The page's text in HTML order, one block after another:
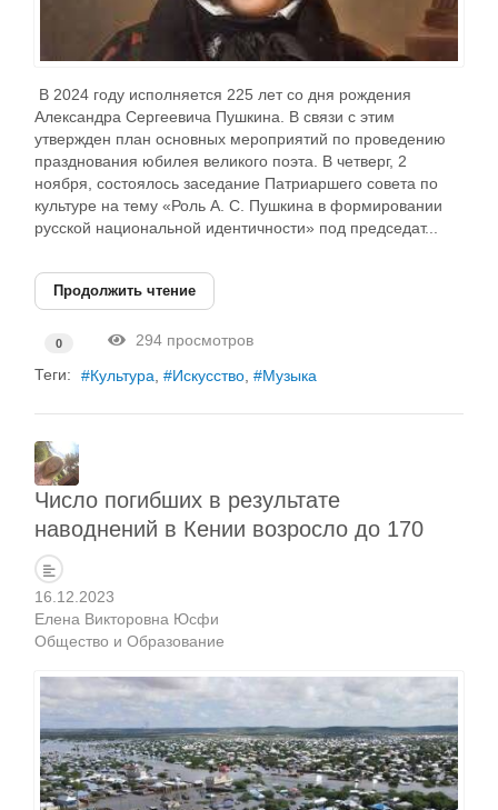
В 2024 году исполняется 225 лет со дня рождения
Александра Сергеевича Пушкина. В связи с этим
утвержден план основных мероприятий по проведению
празднования юбилея великого поэта. В четверг, 2
ноября, состоялось заседание Патриаршего совета по
культуре на тему «Роль А. С. Пушкина в формировании
русской национальной идентичности» под председат...
Продолжить чтение
0
294 просмотров
Теги:
Культура Искусство Музыка
Число погибших в результате
наводнений в Кении возросло до 170
16.12.2023
Елена Викторовна Юсфи
Общество и Образование